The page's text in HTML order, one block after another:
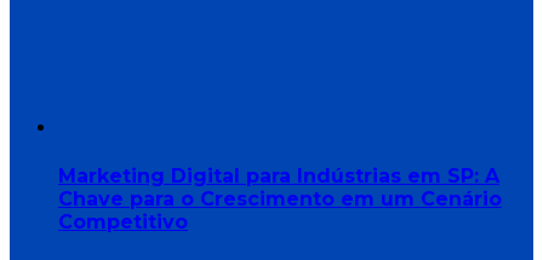
Marketing Digital para Indústrias em SP: A
Chave para o Crescimento em um Cenário
Competitivo